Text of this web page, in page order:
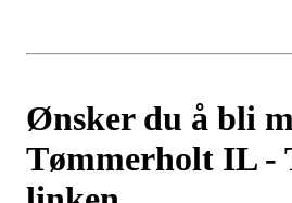
Ønsker du å bli
Tømmerholt IL -